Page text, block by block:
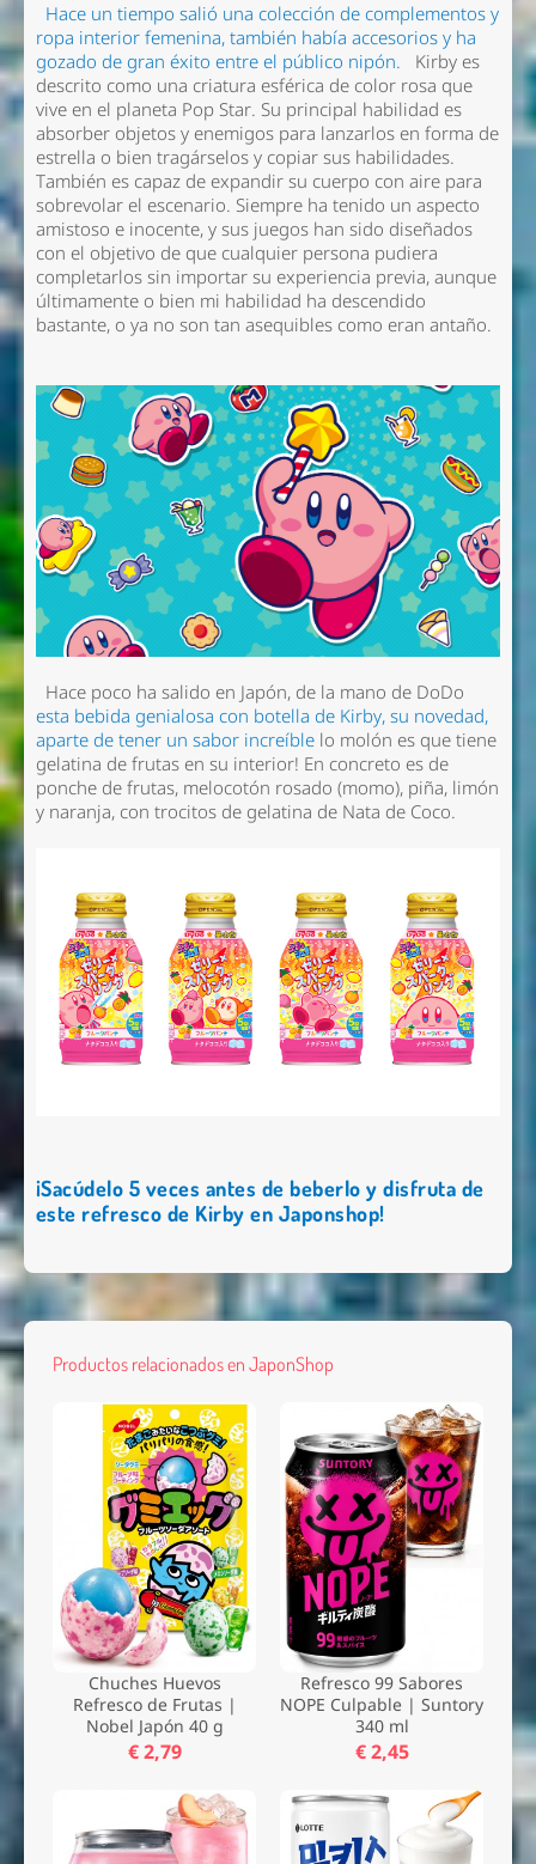
Hace un tiempo salió una colección de complementos y
ropa interior femenina, también había accesorios y ha
gozado de gran éxito entre el público nipón. Kirby es
descrito como una criatura esférica de color rosa que
vive en el planeta Pop Star. Su principal habilidad es
absorber objetos y enemigos para lanzarlos en forma de
estrella o bien tragárselos y copiar sus habilidades.
También es capaz de expandir su cuerpo con aire para
sobrevolar el escenario. Siempre ha tenido un aspecto
amistoso e inocente, y sus juegos han sido diseñados
con el objetivo de que cualquier persona pudiera
completarlos sin importar su experiencia previa, aunque
últimamente o bien mi habilidad ha descendido
bastante, o ya no son tan asequibles como eran antaño.
Hace poco ha salido en Japón, de la mano de DoDo
esta bebida genialosa con botella de Kirby, su novedad,
aparte de tener un sabor increíblelo molón es que tiene
gelatina de frutas en su interior! En concreto es de
ponche de frutas, melocotón rosado (momo), piña, limón
y naranja, con trocitos de gelatina de Nata de Coco.
¡Sacúdelo 5 veces antes de beberlo y disfruta de
este refresco de Kirby en Japonshop!
Productos relacionados en JaponShop
Chuches Huevos
Refresco de Frutas |
Nobel Japón 40 g
€ 2,79
Refresco 99 Sabores
NOPE Culpable | Suntory
340 ml
€ 2,45